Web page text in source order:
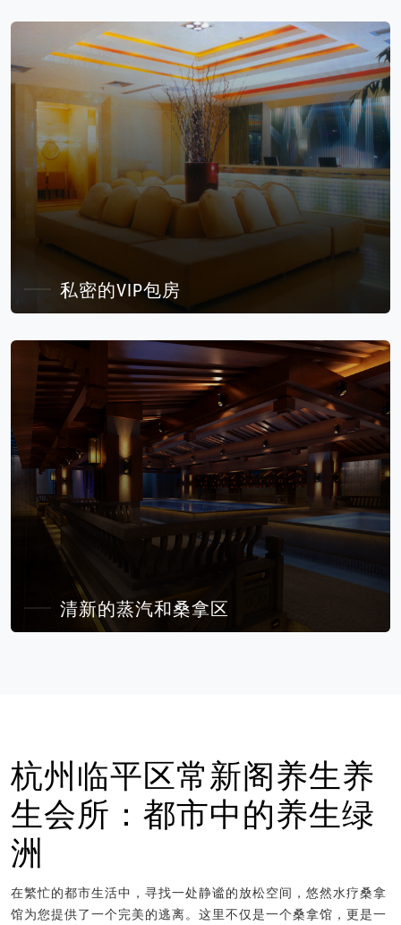
私密的VIP包房
清新的蒸汽和桑拿区
杭州临平区常新阁养生养
生会所：都市中的养生绿
洲
在繁忙的都市生活中，寻找一处静谧的放松空间，悠然水疗桑拿
馆为您提供了一个完美的逃离。这里不仅是一个桑拿馆，更是一